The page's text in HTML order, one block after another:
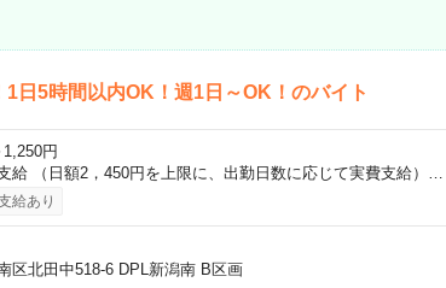
日5時間以内OK！週1日～OK！のバイト
円
給 （日額2，450円を上限に、出勤日数に応じて実費支給）…
給あり
区北田中518-6 DPL新潟南 B区画